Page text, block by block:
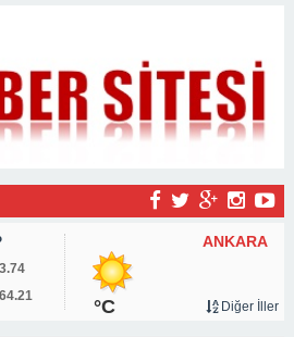
ANKARA
°C Diğer İller